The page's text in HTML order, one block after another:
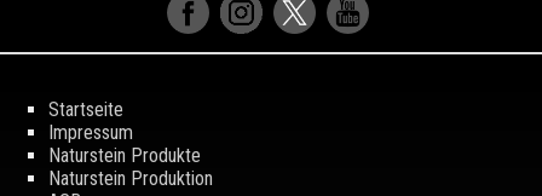
Startseite
Impressum
Naturstein Produkte
Naturstein Produktion